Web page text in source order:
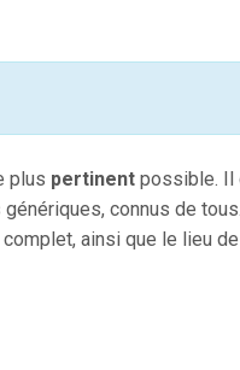
plus pertinent possible. Il
connus de
ainsi que le lieu